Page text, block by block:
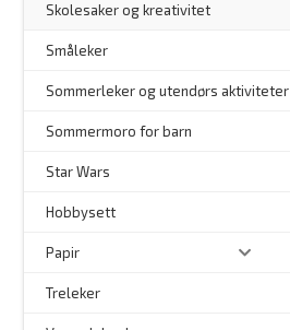
Skolesaker og kreativitet
Småleker
Sommerleker og utendørs aktiviteter
Sommermoro for barn
Star Wars
Hobbysett
Papir
Treleker